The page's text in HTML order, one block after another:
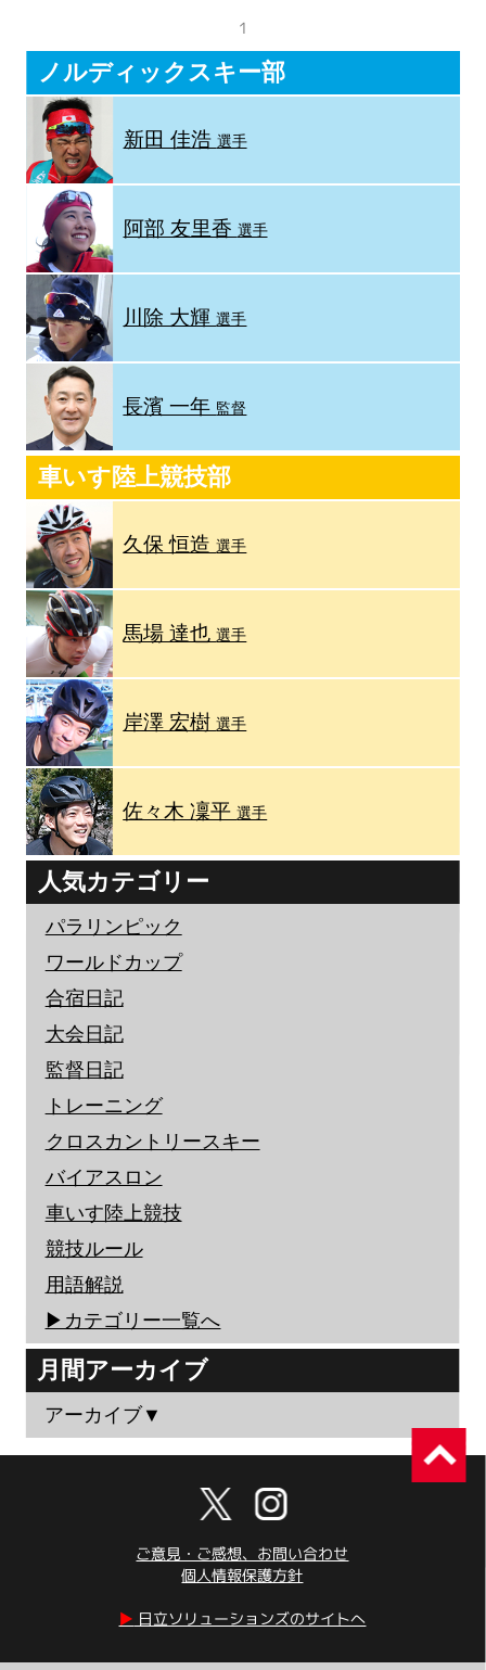
1
ノルディックスキー部
新田 佳浩 選手
阿部 友里香 選手
川除 大輝選手
長濱 一年 監督
車いす陸上競技部
久保 恒造選手
馬場 達也選手
岸澤 宏樹選手
佐々木 凜平選手
人気カテゴリー
パラリンピック
ワールドカップ
合宿日記
大会日記
監督日記
トレーニング
クロスカントリースキー
バイアスロン
車いす陸上競技
競技ルール
用語解説
▶︎カテゴリー一覧へ
月間アーカイブ
アーカイブ▼
ご意見・ご感想、お問い合わせ
個人情報保護方針
▶︎ 日立ソリューションズのサイトへ